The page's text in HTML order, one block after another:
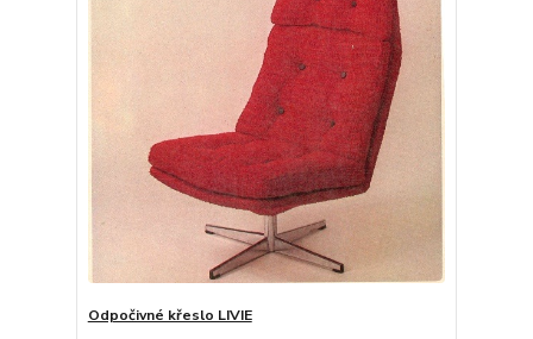
Odpočivné křeslo LIVIE